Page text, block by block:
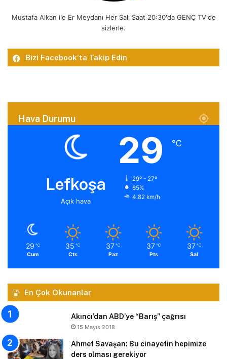
Mustafa Alkan ile Er Meydanı Her Salı Saat 20:30'da GENÇ TV'de
sizlerle.
Bizi Facebook’ta Takip Edin
Hava Durumu
Lefkoşa
Açık hava
29 ℃
29º - 27º
65%
4.82 km/h
29 ℃
Cum
35 ℃
Cts
37 ℃
Paz
37 ℃
Pts
37 ℃
Sal
En Çok Okunanlar
Akıncı’dan ABD’ye “Barış” çağrısı
15 Mayıs 2018
Ahmet Savaşan: Bu cinayetin hepimize
ders olması gerekiyor